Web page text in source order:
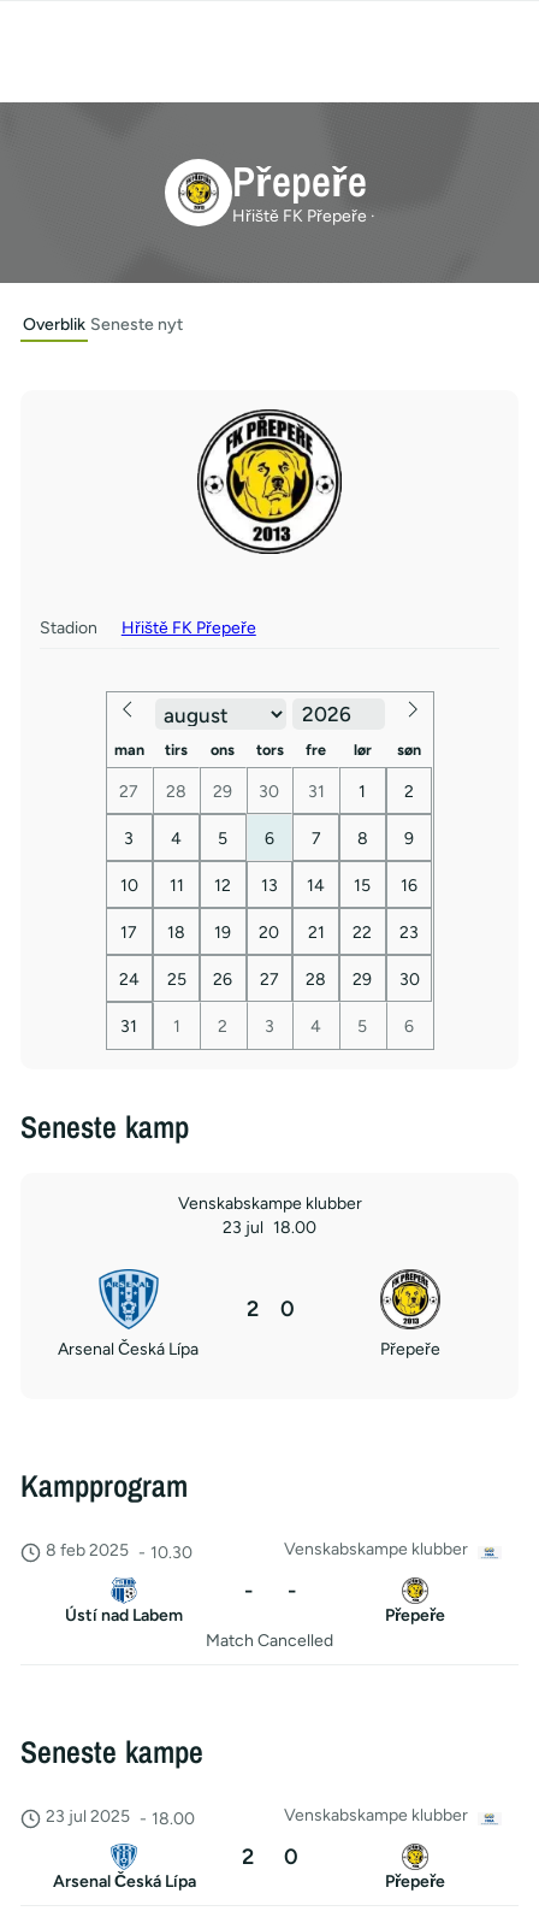
Přepeře
Hřiště FK Přepeře ·
Overblik Seneste nyt
Stadion Hřiště FK Přepeře
man tirs ons tors fre lør søn
27 28 29 30 31 1 2
3 4 5 6 7 8 9
10 11 12 13 14 15 16
17 18 19 20 21 22 23
24 25 26 27 28 29 30
31 1 2 3 4 5 6
Seneste kamp
Venskabskampe klubber
23 jul 18.00
Arsenal Česká Lípa
2 0
Přepeře
Kampprogram
Venskabskampe klubber
8 feb 2025 - 10.30
Ústí nad Labem
- -
Přepeře
Match Cancelled
Seneste kampe
Venskabskampe klubber
23 jul 2025 - 18.00
Arsenal Česká Lípa
2 0
Přepeře